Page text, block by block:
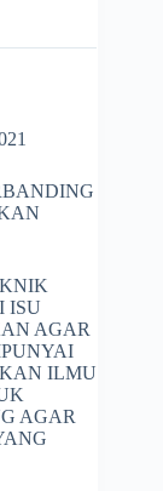
ISU
AGAR
ILMU
AGAR